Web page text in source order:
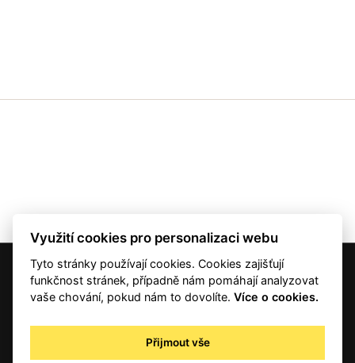
© 2001 — 2026 Copyright CMI News a dodavatelé obsahu. |
Autorská práva
Zpracování osobních údajů - registrovaní a předplatitelé
Využití cookies pro personalizaci webu
Tyto stránky používají cookies. Cookies zajišťují
funkčnost stránek, případně nám pomáhají analyzovat
vaše chování, pokud nám to dovolíte.Více o cookies.
Přijmout vše